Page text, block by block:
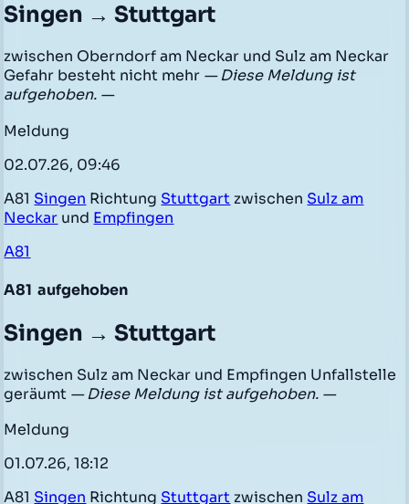
Singen → Stuttgart
zwischen Oberndorf am Neckar und Sulz am Neckar
Gefahr besteht nicht mehr — Diese Meldung ist
aufgehoben. —
Meldung
02.07.26, 09:46
A81 Singen Richtung Stuttgart zwischen Sulz am
Neckar und Empfingen
A81
A81 aufgehoben
Singen → Stuttgart
zwischen Sulz am Neckar und Empfingen Unfallstelle
geräumt — Diese Meldung ist aufgehoben. —
Meldung
01.07.26, 18:12
A81 Singen Richtung Stuttgart zwischen Sulz am